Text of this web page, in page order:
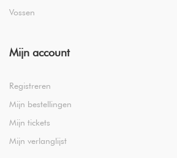
Vossen
Mijn account
Registreren
Mijn bestellingen
Mijn tickets
Mijn verlanglijst